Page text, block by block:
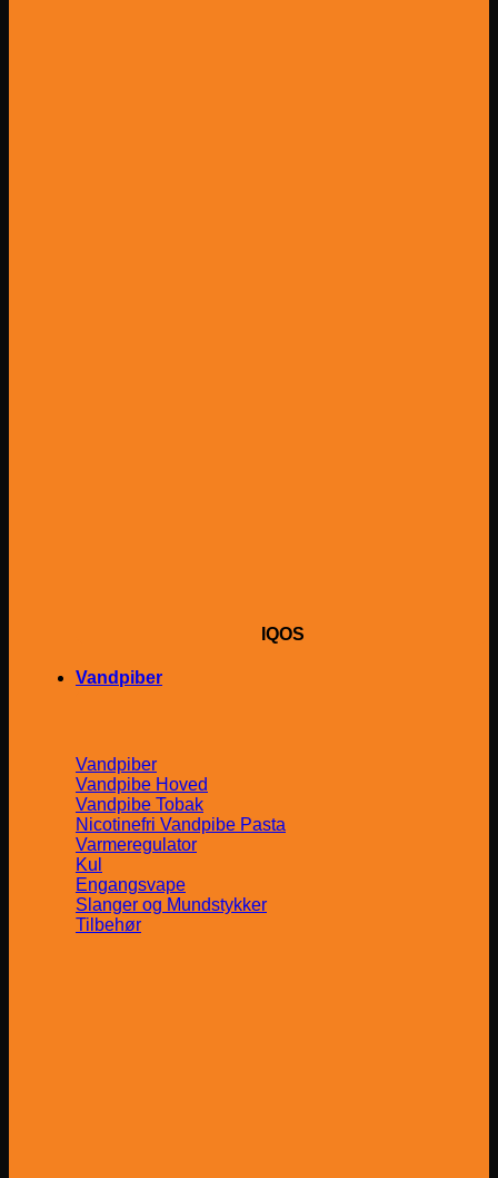
IQOS
Vandpiber
Vandpiber
Vandpibe Hoved
Vandpibe Tobak
Nicotinefri Vandpibe Pasta
Varmeregulator
Kul
Engangsvape
Slanger og Mundstykker
Tilbehør